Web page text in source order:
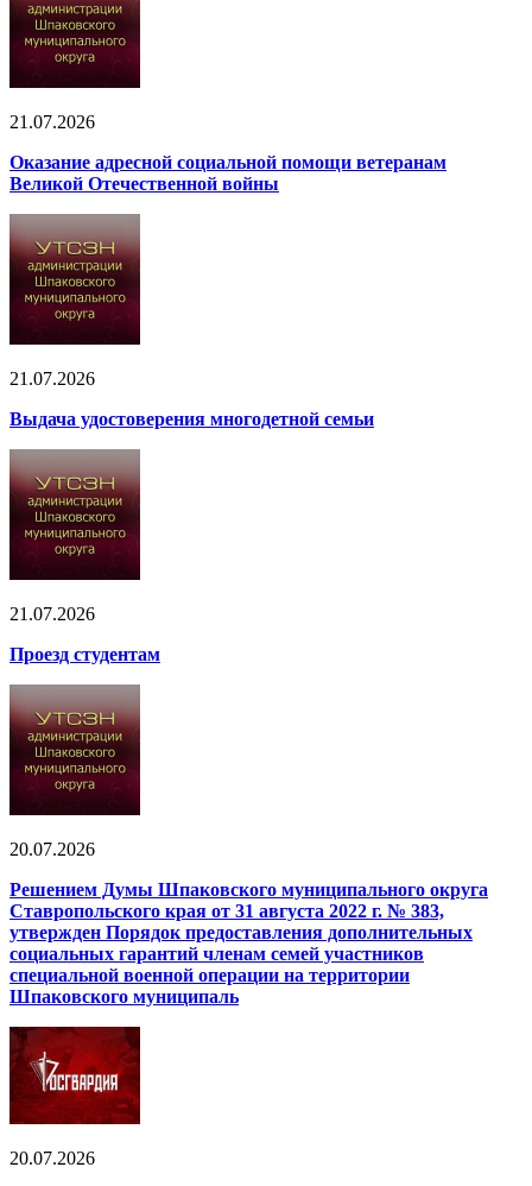
21.07.2026
Оказание адресной социальной помощи ветеранам
Великой Отечественной войны
21.07.2026
Выдача удостоверения многодетной семьи
21.07.2026
Проезд студентам
20.07.2026
Решением Думы Шпаковского муниципального округа
Ставропольского края от 31 августа 2022 г. № 383,
утвержден Порядок предоставления дополнительных
социальных гарантий членам семей участников
специальной военной операции на территории
Шпаковского муниципаль
20.07.2026